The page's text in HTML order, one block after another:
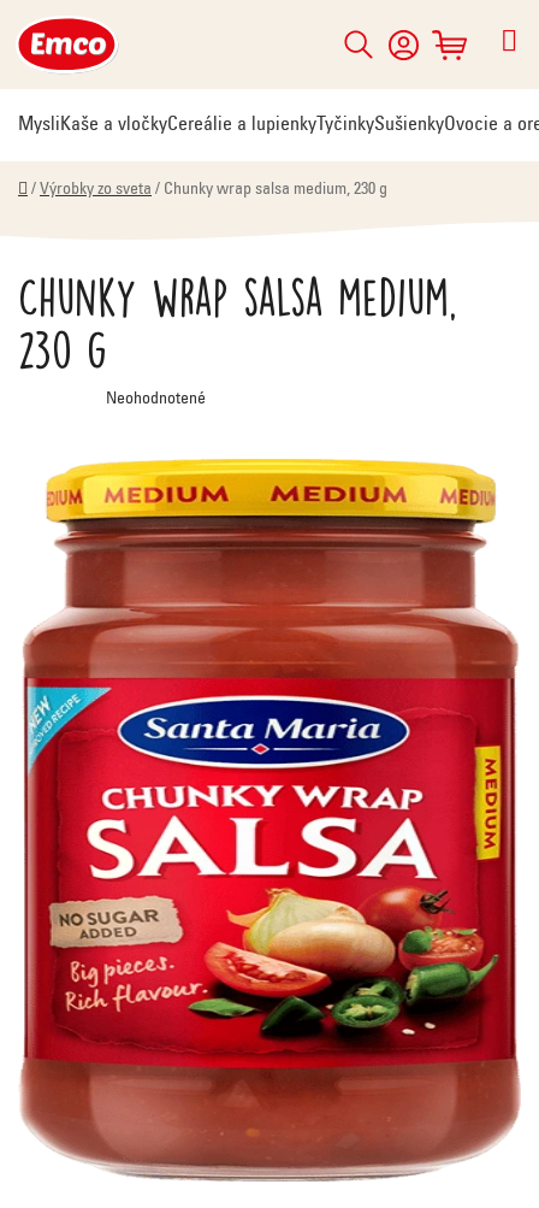
na
obsah
Hľadať
NÁKUPNÝ
KOŠÍK
MysliKaše a vločkyCereálie a lupienky TyčinkySušienkyOvocie a
Domov
/ Výrobky zo sveta / Chunky wrap salsa medium, 230 g
Chunky wrap salsa medium,
230 g
Priemerné
hodnotenie
5
hviezdičiek.
Neohodnotené